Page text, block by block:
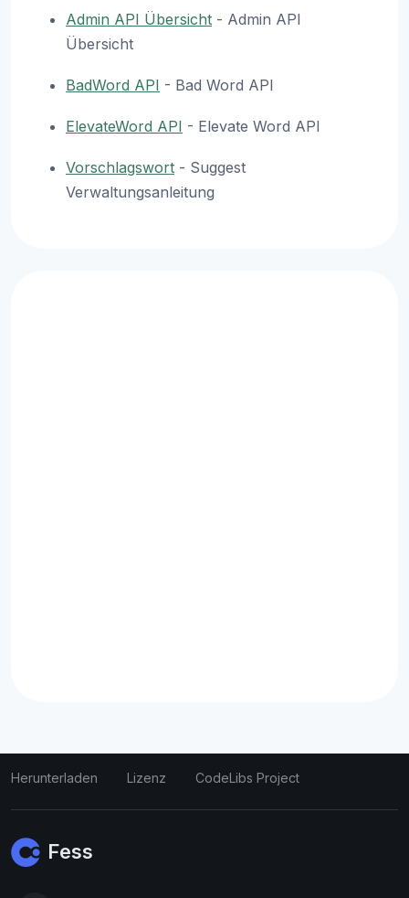
Admin API Übersicht - Admin API
Übersicht
BadWord API - Bad Word API
ElevateWord API - Elevate Word API
Vorschlagswort - Suggest
Verwaltungsanleitung
Herunterladen Lizenz CodeLibs Project
Fess